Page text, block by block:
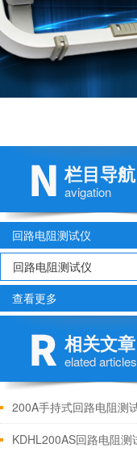
栏目导航
avigation
回路电阻测试仪
回路电阻测试仪
查看更多
相关文章
elated articles